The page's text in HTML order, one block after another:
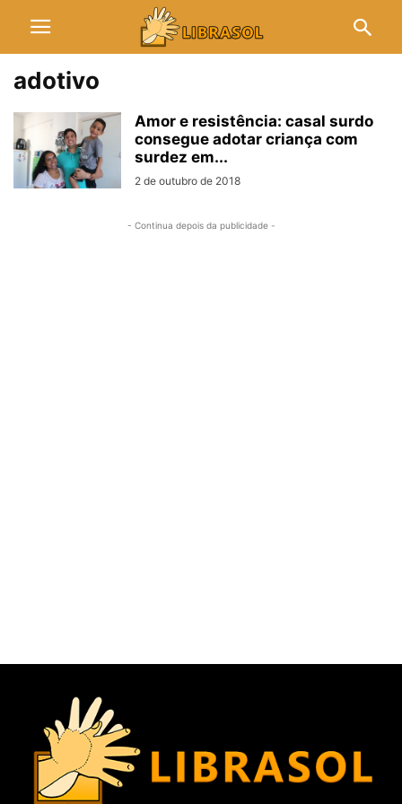
adotivo
Amor e resistência: casal surdo
consegue adotar criança com
surdez em...
2 de outubro de 2018
- Continua depois da publicidade -